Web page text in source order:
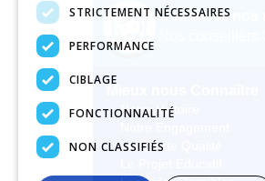
Contactez nos
Nos
Notre Histoire
La Charte Qualité
STRICTEMENT NÉCESSAIRES
PERFORMANCE
CIBLAGE
FONCTIONNALITÉ
NON CLASSIFIÉS